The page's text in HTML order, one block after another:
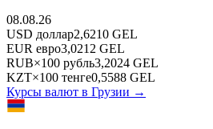
08.08.26
USD доллар2,6210 GEL
EUR евро3,0212 GEL
RUB×100 рубль3,2024 GEL
KZT×100 тенге0,5588 GEL
Курсы валют в Грузии →